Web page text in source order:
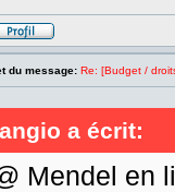
du message: Re: [Budget /
a écrit:
Mendel en